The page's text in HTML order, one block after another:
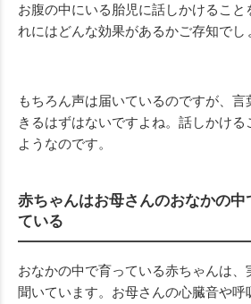
お腹の中にいる胎児に話しかけること
れにはどんな効果があるかご存知でし
もちろん声は届いているのですが、
きるはずはないですよね。話しかける
ようなのです。
赤ちゃんはお母さんのおなかの
ている
おなかの中で育っている赤ちゃんは、
聞いています。お母さんの心臓音や呼